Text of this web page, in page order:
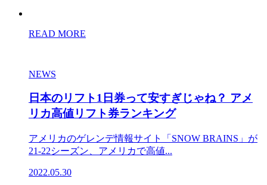
READ MORE
NEWS
日本のリフト1日券って安すぎじゃね？ アメ
リカ高値リフト券ランキング
アメリカのゲレンデ情報サイト「SNOW BRAINS」が
21-22シーズン、アメリカで高値...
2022.05.30